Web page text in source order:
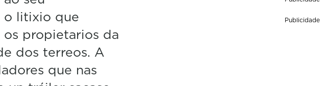
o litixio que
propietarios da
dos terreos. A
que nas
Publicidade